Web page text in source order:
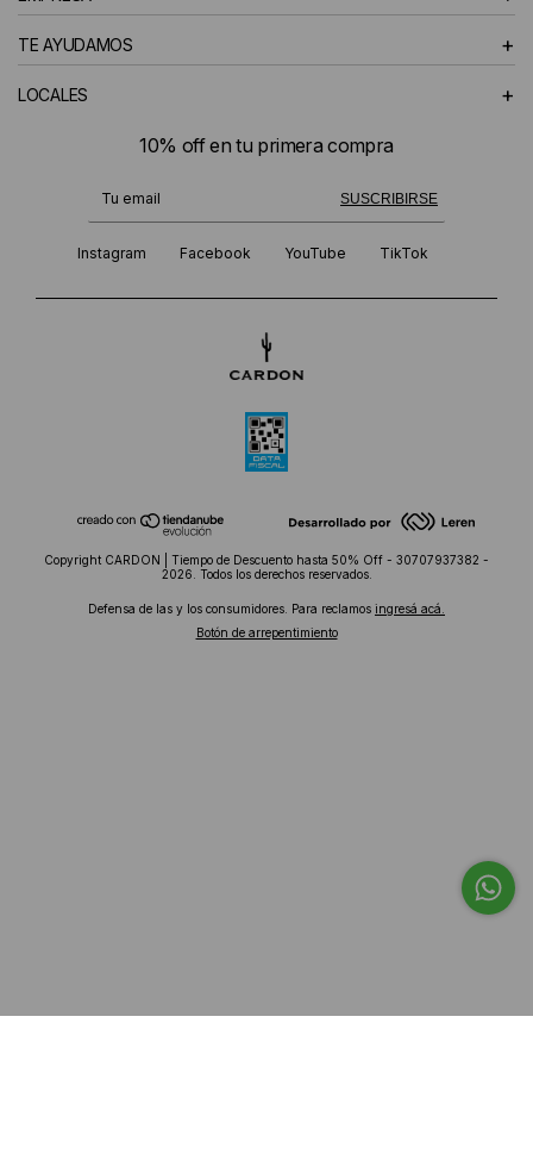
TE AYUDAMOS +
LOCALES +
10% off en tu primera compra
SUSCRIBIRSE
¡Te suscribiste exitosamente!
Instagram Facebook YouTube TikTok
Copyright CARDON | Tiempo de Descuento hasta 50% Off - 30707937382 -
2026. Todos los derechos reservados.
Defensa de las y los consumidores. Para reclamos ingresá acá.
Botón de arrepentimiento